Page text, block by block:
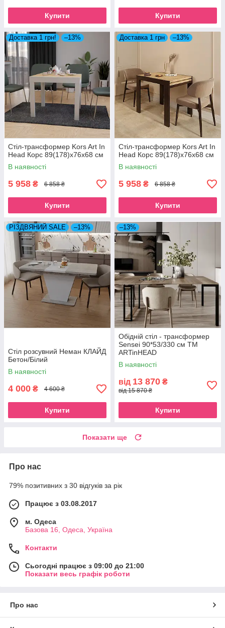
Купити Купити
Доставка 1 грн! –13%
Стіл-трансформер Kors Art In
Head Корс 89(178)x76x68 см
В наявності
5 958 ₴ 6 858 ₴
Купити
Доставка 1 грн –13%
Стіл-трансформер Kors Art In
Head Корс 89(178)x76x68 см
В наявності
5 958 ₴ 6 858 ₴
Купити
РІЗДВЯНИЙ SALE –13%
Стіл розсувний Неман КЛАЙД
Бетон/Білий
В наявності
4 000 ₴ 4 600 ₴
Купити
–13%
Обідній стіл - трансформер
Sensei 90*53/330 см ТМ
ARTinHEAD
В наявності
від 13 870 ₴
від 15 870 ₴
Купити
Показати ще
Про нас
79% позитивних з 30 відгуків за рік
Працює з 03.08.2017
м. Одеса
Базова 16, Одеса, Україна
Контакти
Сьогодні працює з 09:00 до 21:00
Показати весь графік роботи
Про нас